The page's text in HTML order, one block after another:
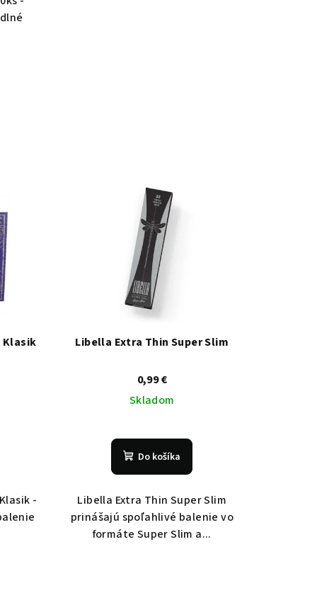
Klasik
-
Libella Extra Thin Super Slim
0,99 €
Skladom
Do košíka
Libella Extra Thin Super Slim
prinášajú spoľahlivé balenie vo
formáte Super Slim a...